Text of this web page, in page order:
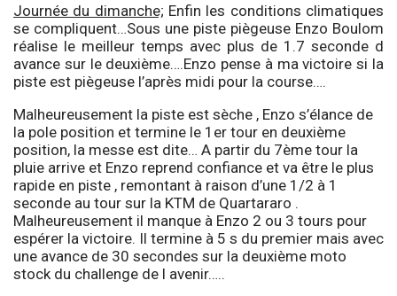
Journée du dimanche; Enfin les conditions climatiques
se compliquent…Sous une piste piègeuse Enzo Boulom
réalise le meilleur temps avec plus de 1.7 seconde d
avance sur le deuxième….Enzo pense à ma victoire si la
piste est piègeuse l’après midi pour la course….
Malheureusement la piste est sèche , Enzo s’élance de
la pole position et termine le 1er tour en deuxième
position, la messe est dite… A partir du 7ème tour la
pluie arrive et Enzo reprend confiance et va être le plus
rapide en piste , remontant à raison d’une 1/2 à 1
seconde au tour sur la KTM de Quartararo .
Malheureusement il manque à Enzo 2 ou 3 tours pour
espérer la victoire. Il termine à 5 s du premier mais avec
une avance de 30 secondes sur la deuxième moto
stock du challenge de l avenir…..